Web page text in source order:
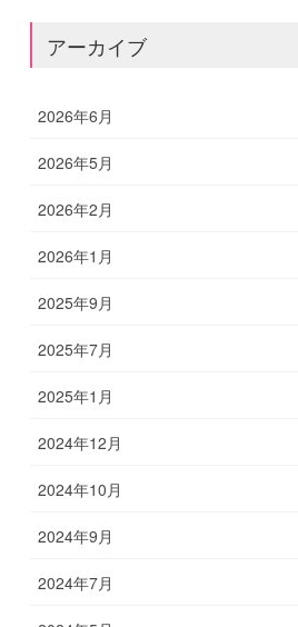
アーカイブ
2026年6月
2026年5月
2026年2月
2026年1月
2025年9月
2025年7月
2025年1月
2024年12月
2024年10月
2024年9月
2024年7月